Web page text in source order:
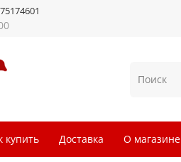
купить Доставка О магазине